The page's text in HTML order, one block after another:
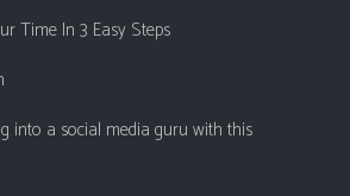
Time In 3 Easy Steps
into a social media guru with this